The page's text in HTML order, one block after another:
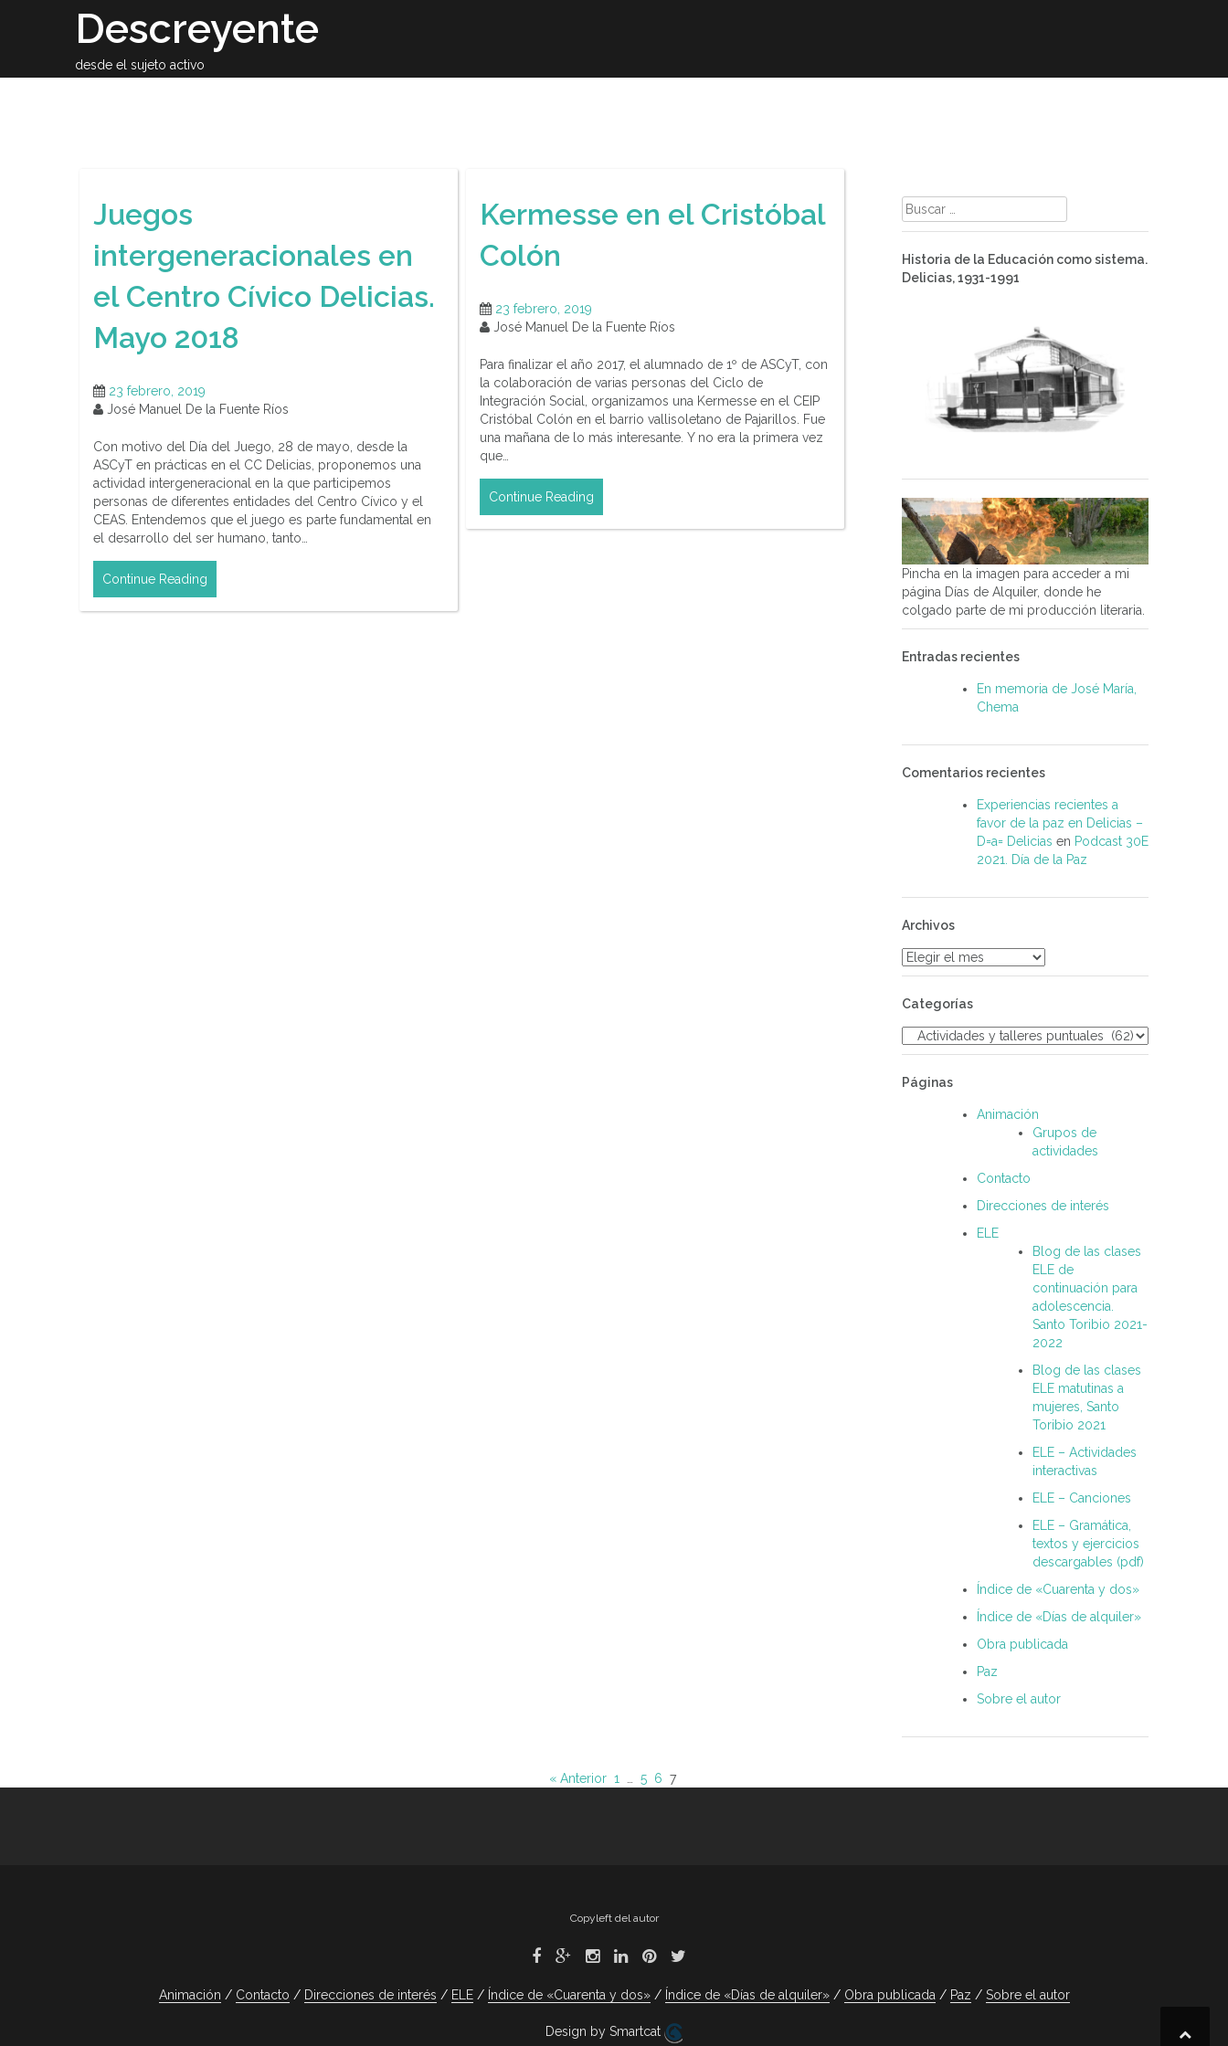
Descreyente
desde el sujeto activo
Juegos
intergeneracionales en
el Centro Cívico Delicias.
Mayo 2018
23 febrero, 2019
José Manuel De la Fuente Ríos
Con motivo del Día del Juego, 28 de mayo, desde la
ASCyT en prácticas en el CC Delicias, proponemos una
actividad intergeneracional en la que participemos
personas de diferentes entidades del Centro Cívico y el
CEAS. Entendemos que el juego es parte fundamental en
el desarrollo del ser humano, tanto…
Continue Reading
Kermesse en el Cristóbal
Colón
23 febrero, 2019
José Manuel De la Fuente Ríos
Para finalizar el año 2017, el alumnado de 1º de ASCyT, con
la colaboración de varias personas del Ciclo de
Integración Social, organizamos una Kermesse en el CEIP
Cristóbal Colón en el barrio vallisoletano de Pajarillos. Fue
una mañana de lo más interesante. Y no era la primera vez
que…
Continue Reading
Buscar:
Historia de la Educación como sistema.
Delicias, 1931-1991
Pincha en la imagen para acceder a mi
página Días de Alquiler, donde he
colgado parte de mi producción literaria.
Entradas recientes
En memoria de José María,
Chema
Comentarios recientes
Experiencias recientes a
favor de la paz en Delicias –
D=a= Delicias en Podcast 30E
2021. Día de la Paz
Archivos
Archivos
Categorías
Categorías
Páginas
Animación
Grupos de
actividades
Contacto
Direcciones de interés
ELE
Blog de las clases
ELE de
continuación para
adolescencia.
Santo Toribio 2021-
2022
Blog de las clases
ELE matutinas a
mujeres, Santo
Toribio 2021
ELE – Actividades
interactivas
ELE – Canciones
ELE – Gramática,
textos y ejercicios
descargables (pdf)
Índice de «Cuarenta y dos»
Índice de «Días de alquiler»
Obra publicada
Paz
Sobre el autor
« Anterior 1 … 5 6 7
Copyleft del autor
Animación Contacto Direcciones de interés ELE Índice de «Cuarenta y dos» Índice de «Días de alquiler» Obra publicada Paz Sobre el autor
Design by Smartcat